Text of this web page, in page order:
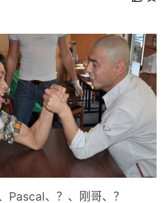
Pascal、？、刚哥、？